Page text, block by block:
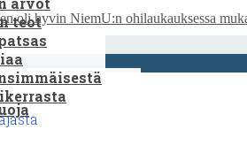
teot
oli hyvin NiemU:n ohilaukauksessa